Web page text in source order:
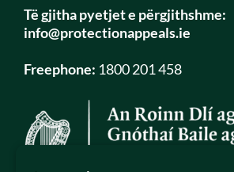
Të gjitha pyetjet e përgjithshme:
info@protectionappeals.ie
Freephone: 1800 201 458